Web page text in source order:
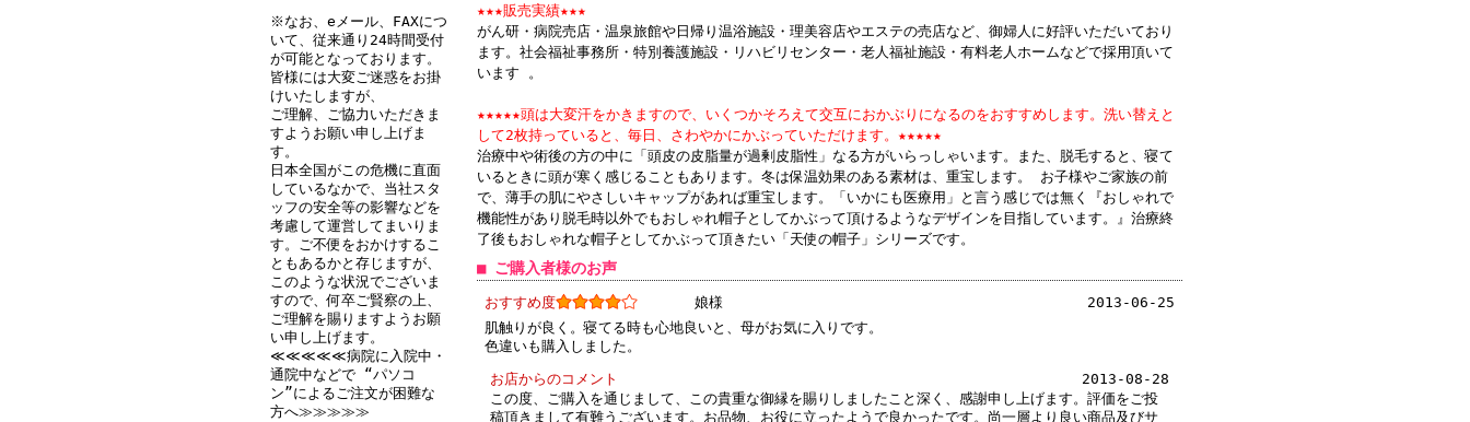
※なお、eメール、FAXにつ
いて、従来通り24時間受付
が可能となっております。
皆様には大変ご迷惑をお掛
けいたしますが、
ご理解、ご協力いただきま
すようお願い申し上げま
す。
日本全国がこの危機に直面
しているなかで、当社スタ
ッフの安全等の影響などを
考慮して運営してまいりま
す。ご不便をおかけするこ
ともあるかと存じますが、
このような状況でございま
すので、何卒ご賢察の上、
ご理解を賜りますようお願
い申し上げます。
≪≪≪≪≪病院に入院中・
通院中などで “パソコ
ン”によるご注文が困難な
方へ≫≫≫≫≫
• 2010/12/13 投稿者：静岡県在住 おすすめレベル：★★★★★
これなら外にも行けると久しぶりに笑顔になり
前略。すぐにカタログを送っていただき大変ありがとうございました。早速今日いくつか注文しておきまし
た。一年前、余命4カ月と言われた母(80歳)はここで治療が変わり、あっという間に髪が無くなりました元気
ました。 これなら外にも行けると久しぶりに笑顔になり皆大変喜んでおります。通院先の県立がんセンター
でもお仲間から「素敵なお帽子ですね」と注目され大変気をよくしております。ありがとうございました。
• 2011/03/18 投稿者：山形県東置賜郡 H・H おすすめレベル：★★★★★
母も通院の際も気がめいらずにすみました
軽くて、かわいらしさも有り女性としてはとてもありがたいヘアキャップでした。脱毛が進む中でこのような
キャップが有ることで母も通院の際も気がめいらずにすみました。ありがとうございました。注文してから品
物が届くまでが早く、大変感謝しています。今後とも、私達の母のような病気で脱毛し、悩む女性の為にも、
おしゃれなそして生活していく上ででも、使用しやすいキャップの提供を宜しくお願い致します。
(250黒及び281茶購入)
• 2011/01/22 投稿者：神奈川県Y・M おすすめレベル：★★★★★
埼玉に住む実家の母に頼まれて、インターネットで購入しました。ちゃんと、インターネットの注文が出来た
かどうか心配になって、確認の電話をしました。ホームページで購入者の声を見たら、カタログを送っていた
★★★販売実績★★★
がん研・病院売店・温泉旅館や日帰り温浴施設・理美容店やエステの売店など、御婦人に好評いただいており
ます。社会福祉事務所・特別養護施設・リハビリセンター・老人福祉施設・有料老人ホームなどで採用頂いて
います 。
★★★★★頭は大変汗をかきますので、いくつかそろえて交互におかぶりになるのをおすすめします。洗い替えと
して2枚持っていると、毎日、さわやかにかぶっていただけます。★★★★★
治療中や術後の方の中に「頭皮の皮脂量が過剰皮脂性」なる方がいらっしゃいます。また、脱毛すると、寝て
いるときに頭が寒く感じることもあります。冬は保温効果のある素材は、重宝します。 お子様やご家族の前
で、薄手の肌にやさしいキャップがあれば重宝します。「いかにも医療用」と言う感じでは無く『おしゃれで
機能性があり脱毛時以外でもおしゃれ帽子としてかぶって頂けるようなデザインを目指しています。』治療終
了後もおしゃれな帽子としてかぶって頂きたい「天使の帽子」シリーズです。
■ ご購入者様のお声
おすすめ度 娘様
2013-06-25
肌触りが良く。寝てる時も心地良いと、母がお気に入りです。
色違いも購入しました。
お店からのコメント
2013-08-28
この度、ご購入を通じまして、この貴重な御縁を賜りしましたこと深く、感謝申し上げます。評価をご投
稿頂きまして有難うございます。お品物、お役に立ったようで良かったです。尚一層より良い商品及びサ